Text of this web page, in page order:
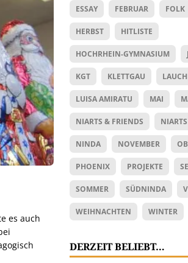
es auch
ESSAY FEBRUAR FOLK
HERBST HITLISTE
HOCHRHEIN-GYMNASIUM
KGT KLETTGAU
LUISA AMIRATU MAI
NIARTS & FRIENDS
NINDA NOVEMBER
PHOENIX PROJEKTE
SOMMER SÜDNINDA
WEIHNACHTEN WINTER
DERZEIT BELIEBT…